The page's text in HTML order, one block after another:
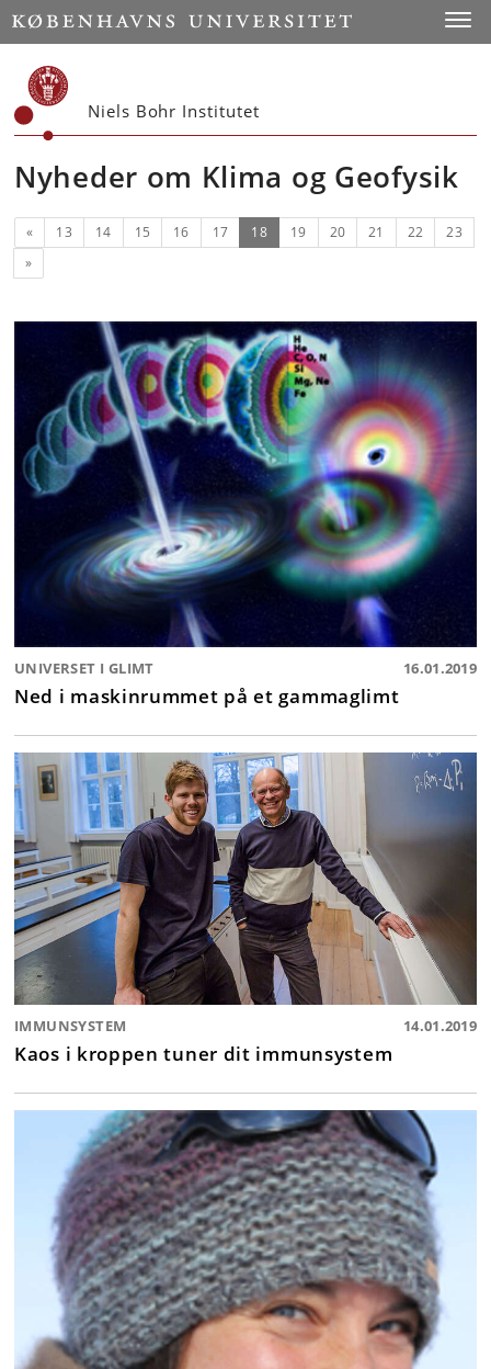
Start
Niels Bohr Institutet
Nyheder om Klima og Geofysik
Forrige
« 13 14 15 16 17 18(nuværende)
19 20 21 22
23
Næste
»
UNIVERSET I GLIMT 16.01.2019
Ned i maskinrummet på et gammaglimt
IMMUNSYSTEM 14.01.2019
Kaos i kroppen tuner dit immunsystem